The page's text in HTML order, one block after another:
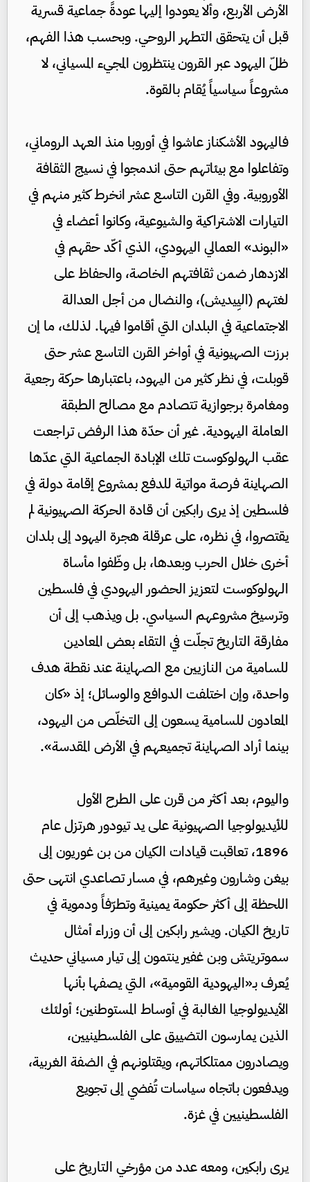
الأرض الأربع، وألا يعودوا إليها عودةً جماعية قسرية
قبل أن يتحقق التطهر الروحي. وبحسب هذا الفهم،
ظلّ اليهود عبر القرون ينتظرون المجيء المسياني، لا
مشروعاً سياسياً يُقام بالقوة.
فاليهود الأشكناز عاشوا في أوروبا منذ العهد الروماني،
وتفاعلوا مع بيئاتهم حتى اندمجوا في نسيج الثقافة
الأوروبية. وفي القرن التاسع عشر انخرط كثير منهم في
التيارات الاشتراكية والشيوعية، وكانوا أعضاء في
«البوند» العمالي اليهودي، الذي أكّد حقهم في
الازدهار ضمن ثقافتهم الخاصة، والحفاظ على
لغتهم (اليِيديش)، والنضال من أجل العدالة
الاجتماعية في البلدان التي أقاموا فيها. لذلك، ما إن
برزت الصهيونية في أواخر القرن التاسع عشر حتى
قوبلت، في نظر كثير من اليهود، باعتبارها حركة رجعية
ومغامرة برجوازية تتصادم مع مصالح الطبقة
العاملة اليهودية. غير أن حدّة هذا الرفض تراجعت
عقب الهولوكوست تلك الإبادة الجماعية التي عدّها
الصهاينة فرصة مواتية للدفع بمشروع إقامة دولة في
فلسطين إذ يرى رابكين أن قادة الحركة الصهيونية لم
يقتصروا، في نظره، على عرقلة هجرة اليهود إلى بلدان
أخرى خلال الحرب وبعدها، بل وظّفوا مأساة
الهولوكوست لتعزيز الحضور اليهودي في فلسطين
وترسيخ مشروعهم السياسي. بل ويذهب إلى أن
مفارقة التاريخ تجلّت في التقاء بعض المعادين
للسامية من النازيين مع الصهاينة عند نقطة هدف
واحدة، وإن اختلفت الدوافع والوسائل؛ إذ «كان
المعادون للسامية يسعون إلى التخلّص من اليهود،
بينما أراد الصهاينة تجميعهم في الأرض المقدسة».
واليوم، بعد أكثر من قرن على الطرح الأول
للأيديولوجيا الصهيونية على يد تيودور هرتزل عام
1896، تعاقبت قيادات الكيان من بن غوريون إلى
بيغن وشارون وغيرهم، في مسار تصاعدي انتهى حتى
اللحظة إلى أكثر حكومة يمينية وتطرّفاً ودموية في
تاريخ الكيان. ويشير رابكين إلى أن وزراء أمثال
سموتريتش وبن غفير ينتمون إلى تيار مسياني حديث
يُعرف بـ«اليهودية القومية»، التي يصفها بأنها
الأيديولوجيا الغالبة في أوساط المستوطنين؛ أولئك
الذين يمارسون التضييق على الفلسطينيين،
ويصادرون ممتلكاتهم، ويقتلونهم في الضفة الغربية،
ويدفعون باتجاه سياسات تُفضي إلى تجويع
الفلسطينيين في غزة.
يرى رابكين، ومعه عدد من مؤرخي التاريخ على